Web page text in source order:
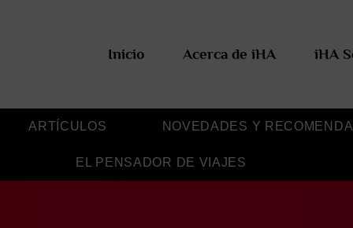
Inicio Acerca de iHA iHA
ARTÍCULOS NOVEDADES Y
EL PENSADOR DE VIAJES